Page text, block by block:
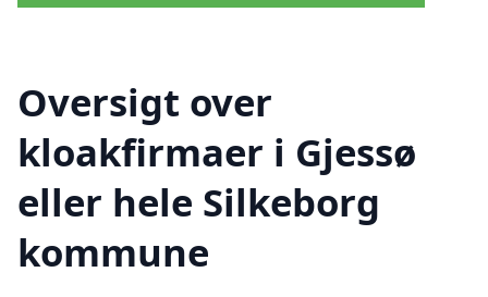
Oversigt over
kloakfirmaer i Gjessø
eller hele Silkeborg
kommune